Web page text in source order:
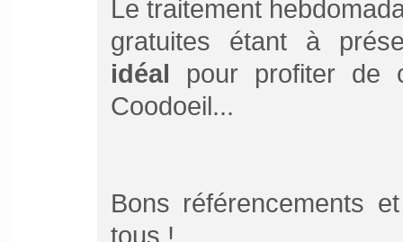
Le traitement
gratuites étant à
idéal pour profiter de
Coodoeil...
Bons référencements
tous !